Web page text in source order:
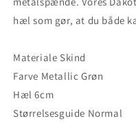
hæl som gør, at du både
Materiale Skind
Farve Metallic Grøn
Hæl 6cm
Størrelsesguide Normal